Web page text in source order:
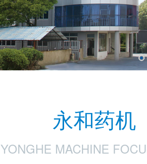
永和药机
YONGHE MACHINE